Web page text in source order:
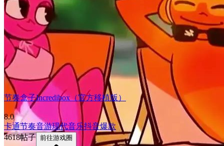
节奏盒子Incredibox（官方移植版）
8.0
卡通节奏音游现代音乐抖音爆款
4618帖子 前往游戏圈